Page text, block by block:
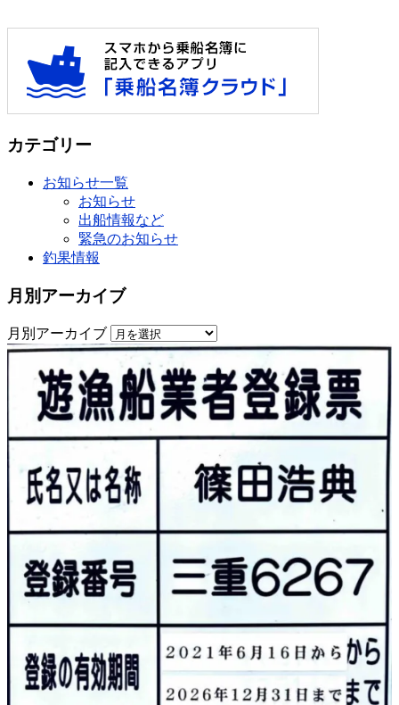
カテゴリー
お知らせ一覧
お知らせ
出船情報など
緊急のお知らせ
釣果情報
月別アーカイブ
月別アーカイブ